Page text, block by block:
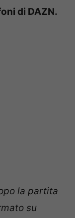
di DAZN.
la partita
su